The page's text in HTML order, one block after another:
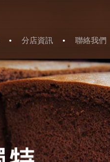
聯絡我們
分店資訊